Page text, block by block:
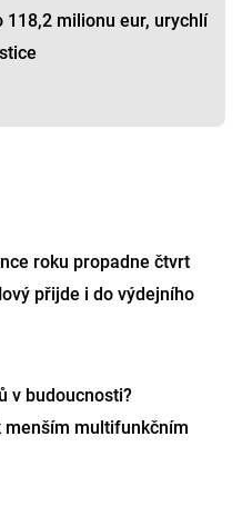
118,2 milionu eur, urychlí
roku propadne čtvrt
přijde i do výdejního
v budoucnosti?
menším multifunkčním